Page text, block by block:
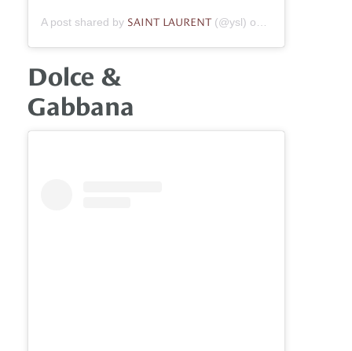
A post shared by SAINT LAURENT (@ysl) on
Dolce &
Gabbana